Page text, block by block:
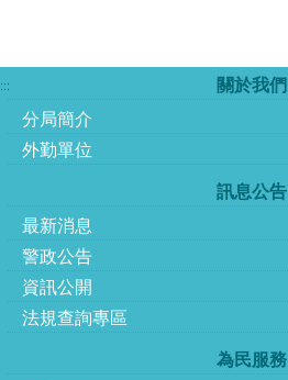
:::
關於我們
分局簡介
外勤單位
訊息公告
最新消息
警政公告
資訊公開
法規查詢專區
為民服務